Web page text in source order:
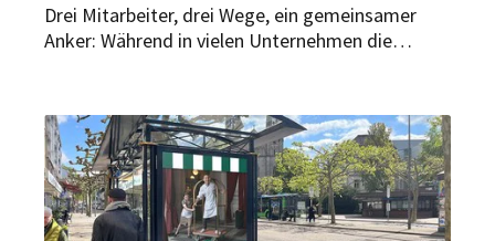
Drei Mitarbeiter, drei Wege, ein gemeinsamer
Anker: Während in vielen Unternehmen die
seit zehn Jahren.